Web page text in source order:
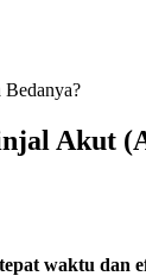
Akut
waktu dan